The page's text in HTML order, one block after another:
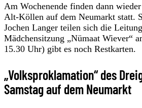
Am Wochenende finden dann
Alt-Köllen auf dem Neumarkt statt.
Jochen Langer teilen sich die
Mädchensitzung „Nümaat Wiever“
15.30 Uhr) gibt es noch Restkarten.
„Volksproklamation“ des
Samstag auf dem Neumarkt